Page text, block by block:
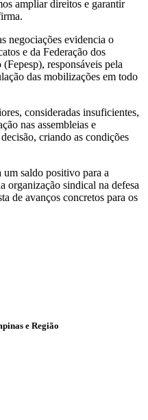
ampliar direitos e garantir
negociações evidencia o
e da Federação dos
responsáveis pela
das mobilizações em todo
consideradas insuficientes,
nas assembleias e
criando as condições
um saldo positivo para a
organização sindical na defesa
de avanços concretos para os
e Região